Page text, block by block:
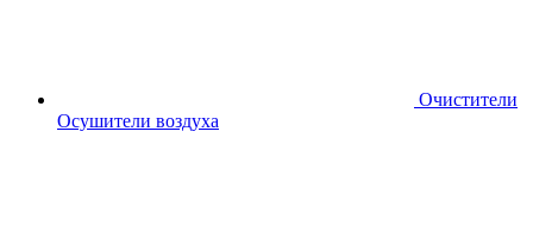
Очистители
Осушители воздуха